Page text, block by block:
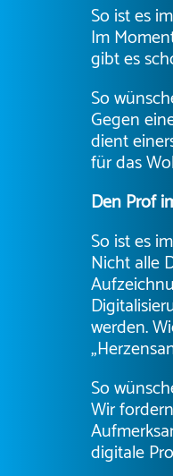
So ist es
Im
gibt es
So
Gegen
dient
für das
Den Prof
So ist es
Nicht alle
werden.
So
Wir
digitale